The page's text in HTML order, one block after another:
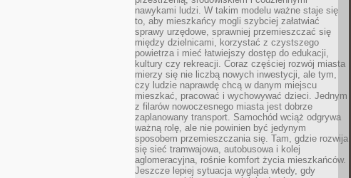
nawykami ludzi. W takim modelu ważne staje się
to, aby mieszkańcy mogli szybciej załatwiać
sprawy urzędowe, sprawniej przemieszczać się
między dzielnicami, korzystać z czystszego
powietrza i mieć łatwiejszy dostęp do edukacji,
kultury czy rekreacji. Coraz częściej rozwój miasta
mierzy się nie liczbą nowych inwestycji, ale tym,
czy ludzie naprawdę chcą w danym miejscu
mieszkać, pracować i wychowywać dzieci. Jednym
z filarów nowoczesnego miasta jest dobrze
zaplanowany transport. Samochód wciąż odgrywa
ważną rolę, ale nie powinien być jedynym
sposobem przemieszczania się. Tam, gdzie rozwija
się sieć tramwajowa, autobusowa i kolej
aglomeracyjna, rośnie komfort życia mieszkańców.
Jeszcze lepiej sytuacja wygląda wtedy, gdy